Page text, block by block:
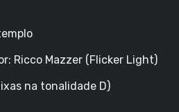
Ricco Mazzer (Flicker Light)
na tonalidade D)